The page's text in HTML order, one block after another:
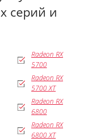
серий и
Radeon RX
5700
Radeon RX
5700 XT
Radeon RX
6800
Radeon RX
6800 XT